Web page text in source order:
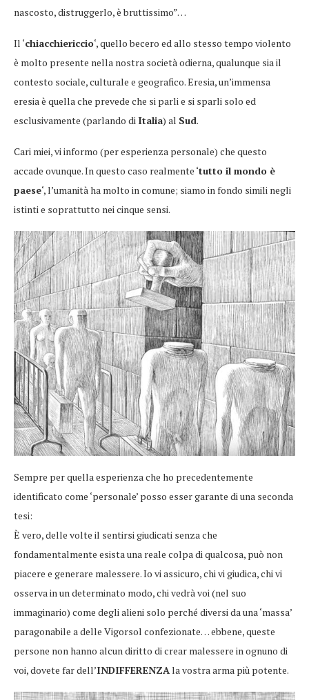
nascosto, distruggerlo, è bruttissimo”…
Il ‘chiacchiericcio‘, quello becero ed allo stesso tempo violento
è molto presente nella nostra società odierna, qualunque sia il
contesto sociale, culturale e geografico. Eresia, un’immensa
eresia è quella che prevede che si parli e si sparli solo ed
esclusivamente (parlando di Italia) al Sud.
Cari miei, vi informo (per esperienza personale) che questo
accade ovunque. In questo caso realmente ‘tutto il mondo è
paese‘, l’umanità ha molto in comune; siamo in fondo simili negli
istinti e soprattutto nei cinque sensi.
Sempre per quella esperienza che ho precedentemente
identificato come ‘personale’ posso esser garante di una seconda
tesi:
È vero, delle volte il sentirsi giudicati senza che
fondamentalmente esista una reale colpa di qualcosa, può non
piacere e generare malessere. Io vi assicuro, chi vi giudica, chi vi
osserva in un determinato modo, chi vedrà voi (nel suo
immaginario) come degli alieni solo perché diversi da una ‘massa’
paragonabile a delle Vigorsol confezionate… ebbene, queste
persone non hanno alcun diritto di crear malessere in ognuno di
voi, dovete far dell’INDIFFERENZAla vostra arma più potente.